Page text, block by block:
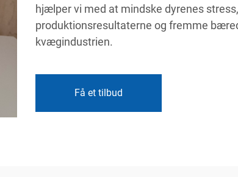
hjælper vi med at mindske dyrenes
produktionsresultaterne og fremme
kvægindustrien.
Få et tilbud